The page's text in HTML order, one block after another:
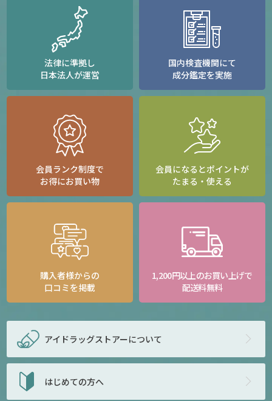
法律に準拠し
日本法人が運営
国内検査機関にて
成分鑑定を実施
会員ランク制度で
お得にお買い物
会員になるとポイントが
たまる・使える
購入者様からの
口コミを掲載
1,200円以上のお買い上げで
配送料無料
アイドラッグストアーについて
はじめての方へ